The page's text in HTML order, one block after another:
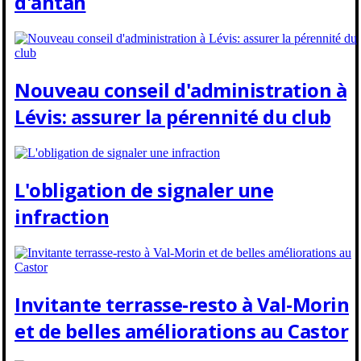
Nouveau conseil d'administration à
Lévis: assurer la pérennité du club
L'obligation de signaler une
infraction
Invitante terrasse-resto à Val-Morin
et de belles améliorations au Castor